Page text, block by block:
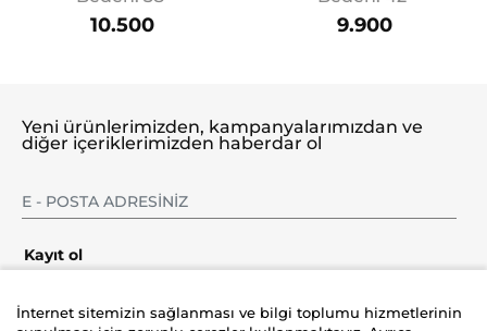
10.500 9.900
Yeni ürünlerimizden, kampanyalarımızdan ve
diğer içeriklerimizden haberdar ol
Kayıt ol
İnternet sitemizin sağlanması ve bilgi toplumu hizmetlerinin